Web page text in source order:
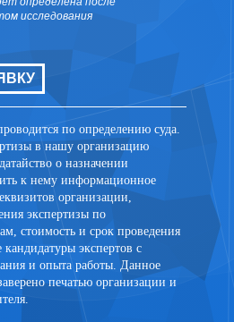
исследования
по определению суда.
в нашу организацию
о назначении
к нему информационное
организации,
экспертизы по
стоимость и срок проведения
кандидатуры экспертов с
и опыта работы. Данное
печатью организации и